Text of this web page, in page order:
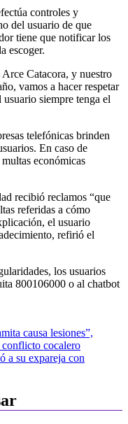
controles y
del usuario de que
tiene que notificar los
escoger.
Catacora, y nuestro
vamos a hacer respetar
siempre tenga el
telefónicas brinden
En caso de
económicas
recibió reclamos “que
referidas a cómo
el usuario
refirió el
los usuarios
800106000 o al chatbot
causa lesiones”,
conflicto cocalero
a su expareja con